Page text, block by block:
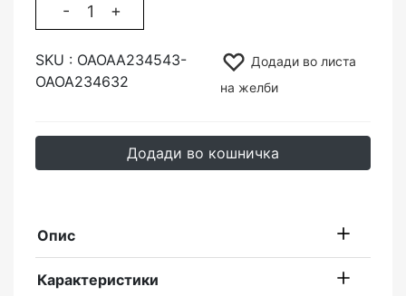
- +
SKU : ОАОАА234543-
ОАОА234632
Додади во листа
на желби
Додади во кошничка
Опис
Карактеристики